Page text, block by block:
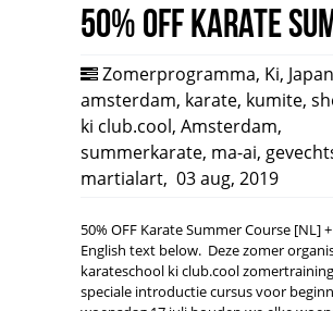
50% OFF Karate
Zomerprogramma, Ki, Japan
amsterdam, karate, kumite,
ki club.cool, Amsterdam,
summerkarate, ma-ai,
martialart, 03 aug, 2019
50% OFF Karate Summer Course [NL]
English text below. Deze zomer
karateschool ki club.cool
speciale introductie cursus voor